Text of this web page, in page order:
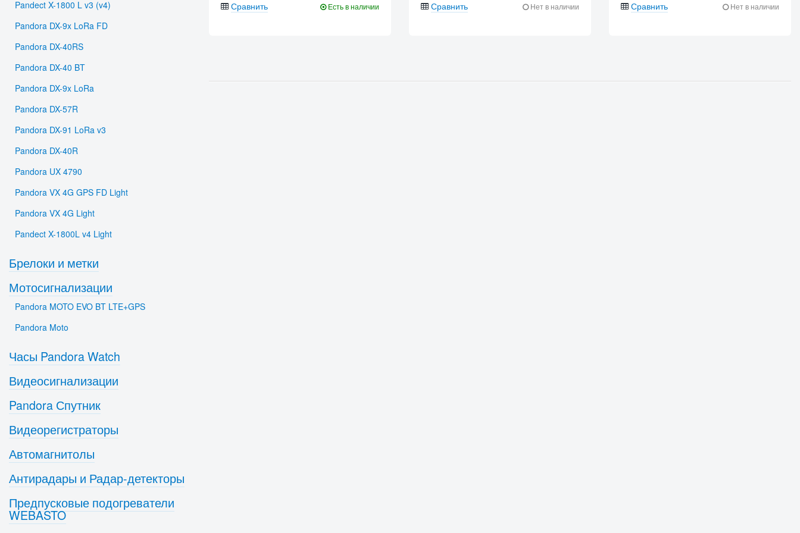
Сравнить Есть в наличии Сравнить Нет в наличии Сравнить Нет в наличии
Pandect X-1800 L v3 (v4)
Pandora DX-9x LoRa FD
Pandora DX-40RS
Pandora DX-40 BT
Pandora DX-9x LoRa
Pandora DX-57R
Pandora DX-91 LoRa v3
Pandora DX-40R
Pandora UX 4790
Pandora VX 4G GPS FD Light
Pandora VX 4G Light
Pandect X-1800L v4 Light
Брелоки и метки
Мотосигнализации
Pandora MOTO EVO BT LTE+GPS
Pandora Moto
Часы Pandora Watch
Видеосигнализации
Pandora Спутник
Видеорегистраторы
Автомагнитолы
Антирадары и Радар-детекторы
Предпусковые подогреватели
WEBASTO